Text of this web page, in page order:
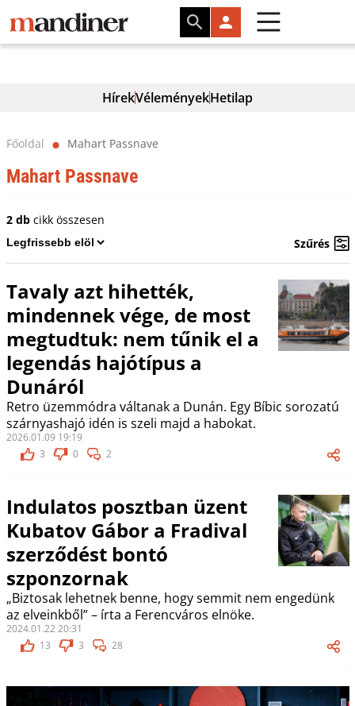
HírekVéleményekHetilap
Főoldal ⬤ Mahart Passnave
Mahart Passnave
2 dbcikk összesen
Szűrés
Tavaly azt hihették,
mindennek vége, de most
megtudtuk: nem tűnik el a
legendás hajótípus a
Dunáról
Retro üzemmódra váltanak a Dunán. Egy Bíbic sorozatú
szárnyashajó idén is szeli majd a habokat.
2026.01.09 19:19
3
0 2
Indulatos posztban üzent
Kubatov Gábor a Fradival
szerződést bontó
szponzornak
„Biztosak lehetnek benne, hogy semmit nem engedünk
az elveinkből” – írta a Ferencváros elnöke.
2024.01.22 20:31
13
3 28